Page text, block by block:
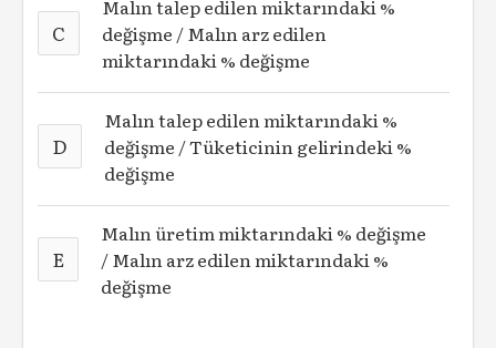
C
Malın talep edilen miktarındaki %
değişme / Malın arz edilen
miktarındaki % değişme
D
Malın talep edilen miktarındaki %
değişme / Tüketicinin gelirindeki %
değişme
E
Malın üretim miktarındaki % değişme
/ Malın arz edilen miktarındaki %
değişme